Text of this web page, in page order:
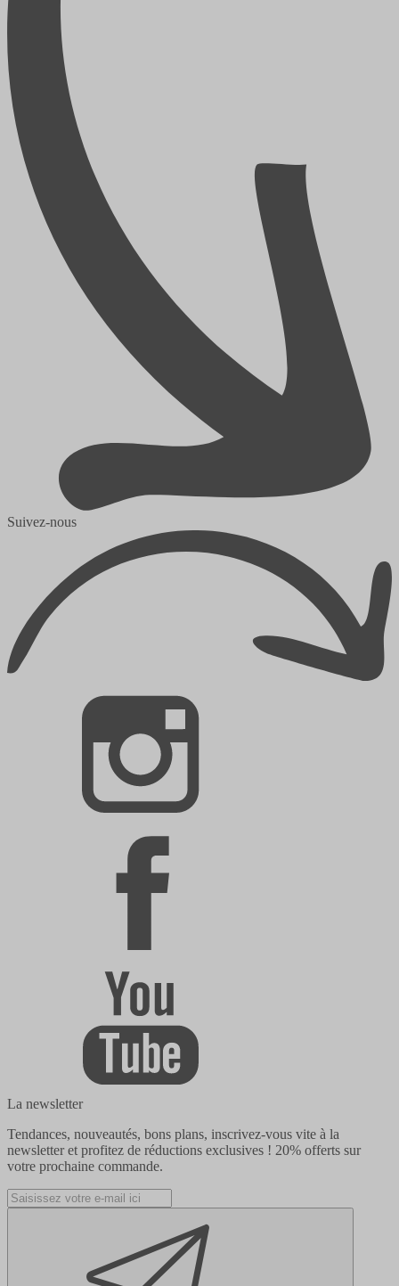
Suivez-nous
La newsletter
Tendances, nouveautés, bons plans, inscrivez-vous vite à la
newsletter et profitez de réductions exclusives ! 20% offerts sur
votre prochaine commande.